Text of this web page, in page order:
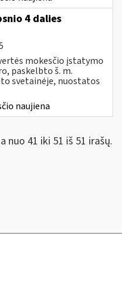
4 dalies
mokesčio įstatymo
paskelbto š. m.
svetainėje, nuostatos
naujiena
nuo 41 iki 51 iš 51 irašų.